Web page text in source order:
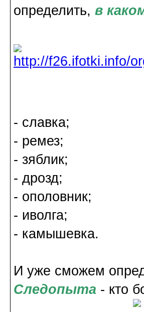
определить, в
- славка;
- ремез;
- зяблик;
- дрозд;
- ополовник;
- иволга;
- камышевка.
И уже сможем
Следопыта - кто